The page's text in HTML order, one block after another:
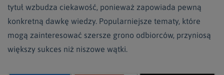
tytuł wzbudza ciekawość, ponieważ zapowiada pewną
konkretną dawkę wiedzy. Popularniejsze tematy, które
mogą zainteresować szersze grono odbiorców, przyniosą
większy sukces niż niszowe wątki.